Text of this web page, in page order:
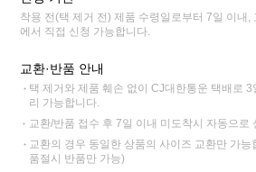
착용 전(택 제거 전) 제품 수령일로부터 7일 이내,
에서 직접 신청 가능합니다.
교환·반품 안내
택 제거와 제품 훼손 없이 CJ대한통운 택배로 3
리 가능합니다.
교환/반품 접수 후 7일 이내 미도착시 자동으로
교환의 경우 동일한 상품의 사이즈 교환만 가능
품절시 반품만 가능)